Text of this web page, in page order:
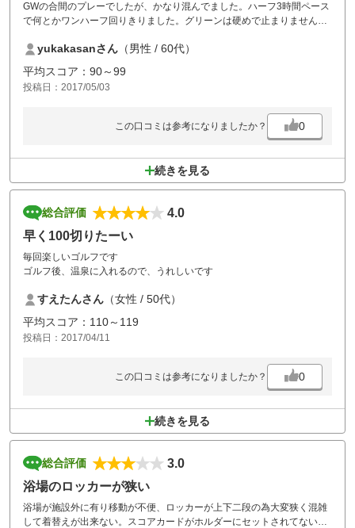
GWの合間のプレーでしたが、かなり混んでました。ハーフ3時間ペース
で何とかワンハーフ回りきりました。グリーンは硬めで止まりません。
倶楽部での宿泊は大満足でした。夕食の和食は美味しかったし、部屋は
広くて綺麗でリラックスできました。また同じプランで利用したいで
す。友人も大満足でした。
yukakasanさん （男性 / 60代）
平均スコア：90～99
投稿日：2017/05/03
この口コミは参考になりましたか？ 0
続きを見る
総合評価
4.0
早く100切りたーい
毎回楽しいゴルフです
ゴルフ後、温泉に入れるので、うれしいです
すえたんさん （女性 / 50代）
平均スコア：110～119
投稿日：2017/04/11
この口コミは参考になりましたか？ 0
続きを見る
総合評価
3.0
浴場のロッカーが狭い
浴場が施設外に有り移動が不便、ロッカーが上下二段の為大変狭く混雑
して着替えが出来ない。スコアカードがホルダーにセットされてないの